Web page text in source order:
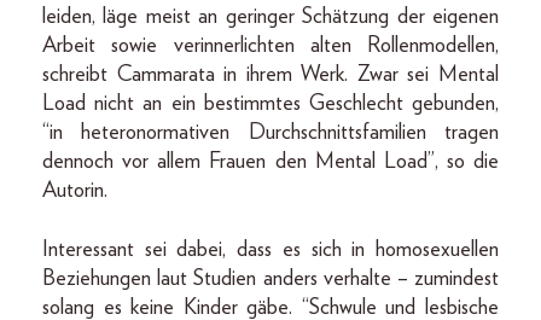
leiden, läge meist an geringer Schätzung der eigenen
Arbeit sowie verinnerlichten alten Rollenmodellen,
schreibt Cammarata in ihrem Werk. Zwar sei Mental
Load nicht an ein bestimmtes Geschlecht gebunden,
“in heteronormativen Durchschnittsfamilien tragen
dennoch vor allem Frauen den Mental Load”, so die
Autorin.
Interessant sei dabei, dass es sich in homosexuellen
Beziehungen laut Studien anders verhalte – zumindest
solang es keine Kinder gäbe. “Schwule und lesbische